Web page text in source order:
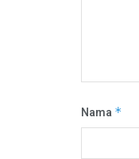
Nama *